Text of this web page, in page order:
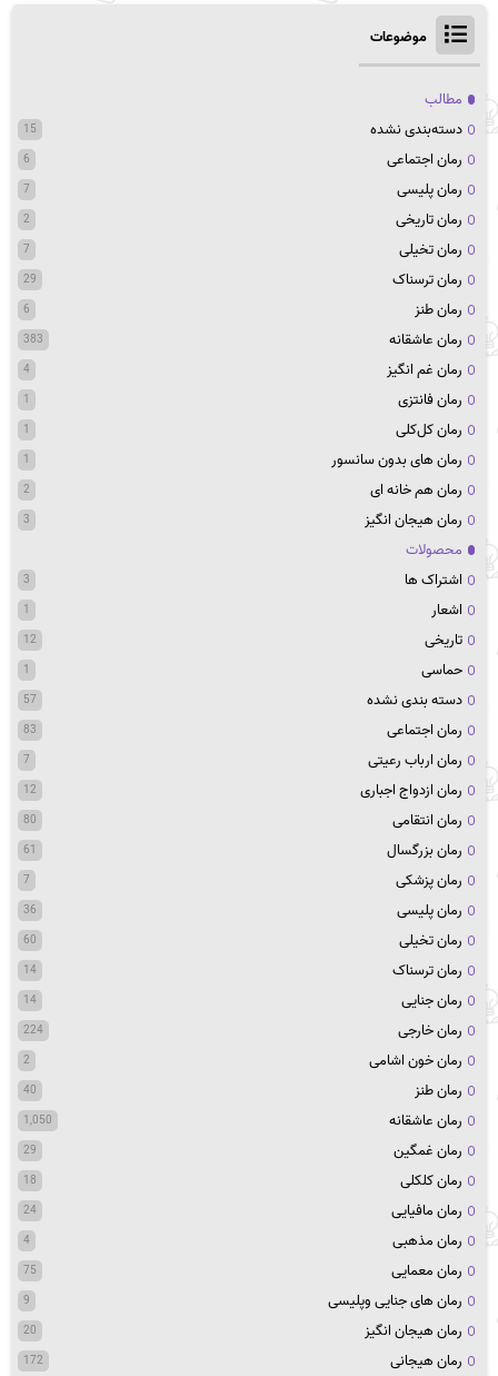
موضوعات
مطالب
دسته‌بندی نشده
15
رمان اجتماعی 6
رمان پلیسی 7
رمان تاریخی 2
رمان تخیلی 7
رمان ترسناک 29
رمان طنز 6
رمان عاشقانه 383
رمان غم انگیز 4
رمان فانتزی 1
رمان کل‌کلی 1
رمان های بدون سانسور 1
رمان هم خانه ای 2
رمان هیجان انگیز 3
محصولات
اشتراک ها
3
اشعار 1
تاریخی 12
حماسی 1
دسته بندی نشده 57
رمان اجتماعی 83
رمان ارباب رعیتی 7
رمان ازدواج اجباری 12
رمان انتقامی 80
رمان بزرگسال 61
رمان پزشکی 7
رمان پلیسی 36
رمان تخیلی 60
رمان ترسناک 14
رمان جنایی 14
رمان خارجی 224
رمان خون اشامی 2
رمان طنز 40
رمان عاشقانه 1,050
رمان غمگین 29
رمان کلکلی 18
رمان مافیایی 24
رمان مذهبی 4
رمان معمایی 75
رمان های جنایی وپلیسی 9
رمان هیجان انگیز 20
رمان هیجانی 172